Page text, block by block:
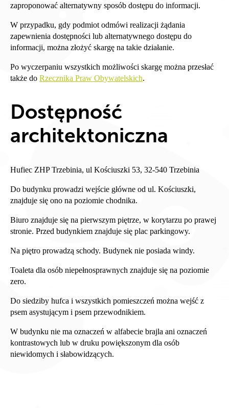
zaproponować alternatywny sposób dostępu do informacji.
W przypadku, gdy podmiot odmówi realizacji żądania
zapewnienia dostępności lub alternatywnego dostępu do
informacji, można złożyć skargę na takie działanie.
Po wyczerpaniu wszystkich możliwości skargę można przesłać
także do Rzecznika Praw Obywatelskich.
Dostępność
architektoniczna
Hufiec ZHP Trzebinia, ul Kościuszki 53, 32-540 Trzebinia
Do budynku prowadzi wejście główne od ul. Kościuszki,
znajduje się ono na poziomie chodnika.
Biuro znajduje się na pierwszym piętrze, w korytarzu po prawej
stronie. Przed budynkiem znajduje się plac parkingowy.
Na piętro prowadzą schody. Budynek nie posiada windy.
Toaleta dla osób niepełnosprawnych znajduje się na poziomie
zero.
Do siedziby hufca i wszystkich pomieszczeń można wejść z
psem asystującym i psem przewodnikiem.
W budynku nie ma oznaczeń w alfabecie brajla ani oznaczeń
kontrastowych lub w druku powiększonym dla osób
niewidomych i słabowidzących.